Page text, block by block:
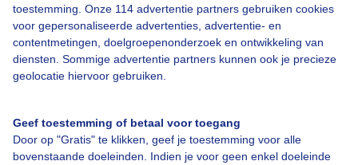
toestemming. Onze 114 advertentie partners gebruiken cookies
voor gepersonaliseerde advertenties, advertentie- en
contentmetingen, doelgroepenonderzoek en ontwikkeling van
diensten. Sommige advertentie partners kunnen ook je precieze
geolocatie hiervoor gebruiken.
Geef toestemming of betaal voor toegang
Door op "Gratis" te klikken, geef je toestemming voor alle
bovenstaande doeleinden. Indien je voor geen enkel doeleinde
Over Buienradar
Bedrijfsgegevens
Veelgestelde vragen